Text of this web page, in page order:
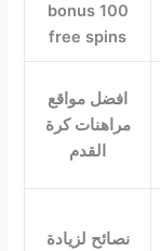
bonus 100
free spins
افضل مواقع
مراهنات كرة
القدم
نصائح لزيادة